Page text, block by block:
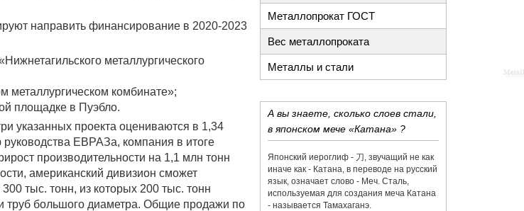
направить финансирование в 2020-2023
металлургического
металлургическом комбинате»;
площадке в Пуэбло.
указанных проекта оцениваются в 1,34
ЕВРАЗа, компания в итоге
производительности на 1,1 млн тонн
американский дивизион сможет
тыс. тонн, из которых 200 тыс. тонн
труб большого диаметра. Общие продажи по
Металлопрокат ГОСТ
Вес металлопроката
Металлы и стали
А вы знаете, сколько слоев стали,
в японском мече «Катана» ?
Японский иероглиф - 刀,​ звучащий не как
иначе как - Катана, в переводе на русский
язык, означает слово - Меч. Сталь,
используемая для создания меча Катана
- называется Тамахаганэ.